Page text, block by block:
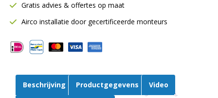
ampère
|
10
aantal
Gratis advies & offertes op maat
Airco installatie door gecertificeerde monteurs
Beschrijving Productgegevens Video